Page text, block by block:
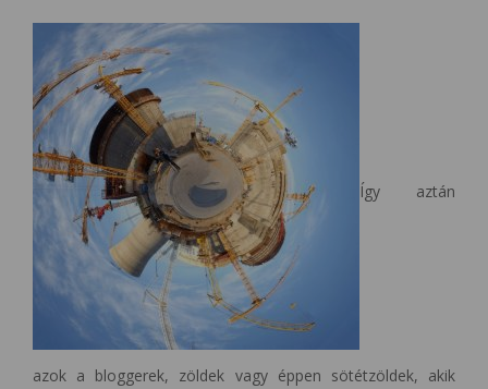
Így aztán
azok a bloggerek, zöldek vagy éppen sötétzöldek, akik